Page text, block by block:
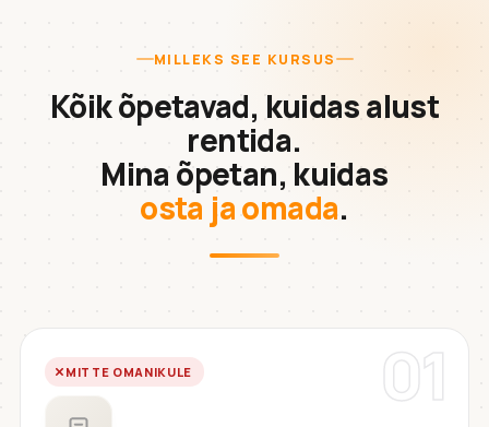
MILLEKS SEE KURSUS
Kõik õpetavad, kuidas alust
rentida.
Mina õpetan, kuidas
osta ja omada.
01
MITTE OMANIKULE